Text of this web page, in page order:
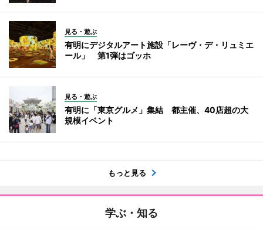
見る・遊ぶ
有明にデジタルアート施設「レーヴ・デ・リュミエ
ール」 第1弾はゴッホ
見る・遊ぶ
有明に「東京グルメ」集結 都主催、40店超の大
規模イベント
もっと見る
学ぶ・知る